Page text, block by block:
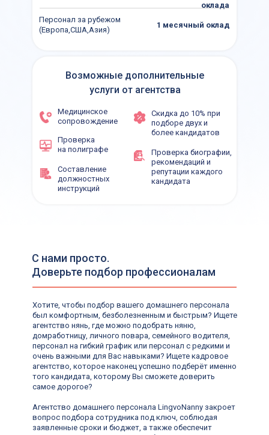
Возможные дополнительные
услуги от агентства
Проверка биографии,
рекомендаций и
репутации каждого
кандидата
Скидка до 10% при
подборе двух и
более кандидатов
Проверка
на полиграфе
Медицинское
сопровождение
Составление
должностных
инструкций
оклада
Персонал за рубежом
(Европа,США,Азия)
1 месячный оклад
Хотите, чтобы подбор вашего домашнего персонала
был комфортным, безболезненным и быстрым? Ищете
агентство нянь, где можно подобрать няню,
домработницу, личного повара, семейного водителя,
персонал на гибкий график или персонал с редкими и
очень важными для Вас навыками? Ищете кадровое
агентство, которое наконец успешно подберёт именно
того кандидата, которому Вы сможете доверить
самое дорогое?
Агентство домашнего персонала LingvoNanny закроет
вопрос подбора сотрудника под ключ, соблюдая
заявленные сроки и бюджет, а также обеспечит
С нами просто.
Доверьте подбор профессионалам
ds@lingvonanny.ru
улица Каланчевская, 16, ст.м. Комсомольская
Lingvo Nanny